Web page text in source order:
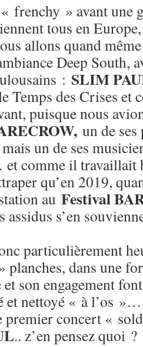
frenchy » avant une
tous en
allons quand
Deep South,
: SLIM
Temps des Crises et
puisque nous
un de
un de ses
comme il travaillait
qu’en 2019,
au Festival
s’en
particulièrement
planches, dans une
son engagement
et nettoyé « à l’os
premier concert «
.. z’en pensez quoi ?